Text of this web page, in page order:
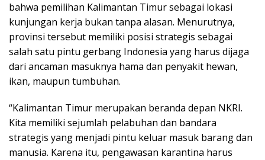
bahwa pemilihan Kalimantan Timur sebagai lokasi
kunjungan kerja bukan tanpa alasan. Menurutnya,
provinsi tersebut memiliki posisi strategis sebagai
salah satu pintu gerbang Indonesia yang harus dijaga
dari ancaman masuknya hama dan penyakit hewan,
ikan, maupun tumbuhan.
“Kalimantan Timur merupakan beranda depan NKRI.
Kita memiliki sejumlah pelabuhan dan bandara
strategis yang menjadi pintu keluar masuk barang dan
manusia. Karena itu, pengawasan karantina harus